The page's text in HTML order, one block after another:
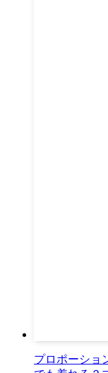
プロポーショ